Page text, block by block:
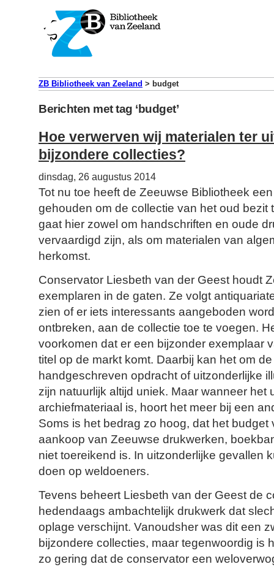
ZB Bibliotheek van Zeeland > budget
Berichten met tag ‘budget’
Hoe verwerven wij materialen ter
bijzondere collecties?
dinsdag, 26 augustus 2014
Tot nu toe heeft de Zeeuwse Bibliotheek
gehouden om de collectie van het oud bezit
gaat hier zowel om handschriften en oude
vervaardigd zijn, als om materialen van
herkomst.
Conservator Liesbeth van der Geest houdt
exemplaren in de gaten. Ze volgt
zien of er iets interessants aangeboden
ontbreken, aan de collectie toe te voegen.
voorkomen dat er een bijzonder exemplaar
titel op de markt komt. Daarbij kan het om
handgeschreven opdracht of uitzonderlijke
zijn natuurlijk altijd uniek. Maar wanneer het
archiefmateriaal is, hoort het meer bij een
Soms is het bedrag zo hoog, dat het budget
aankoop van Zeeuwse drukwerken,
niet toereikend is. In uitzonderlijke gevallen
doen op weldoeners.
Tevens beheert Liesbeth van der Geest de
hedendaags ambachtelijk drukwerk dat
oplage verschijnt. Vanoudsher was dit een
bijzondere collecties, maar tegenwoordig is
zo gering dat de conservator een